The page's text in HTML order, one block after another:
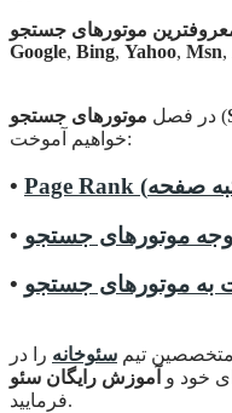
موتورهای جستجو
Google, Bing, Yahoo, Msn,
در فصل موتورهای جستجو (
خواهیم آموخت:
•
• موتورهای جستجو
• به موتورهای جستجو
متخصصین تیم سئوخانه را در
خود و
فرمایید.